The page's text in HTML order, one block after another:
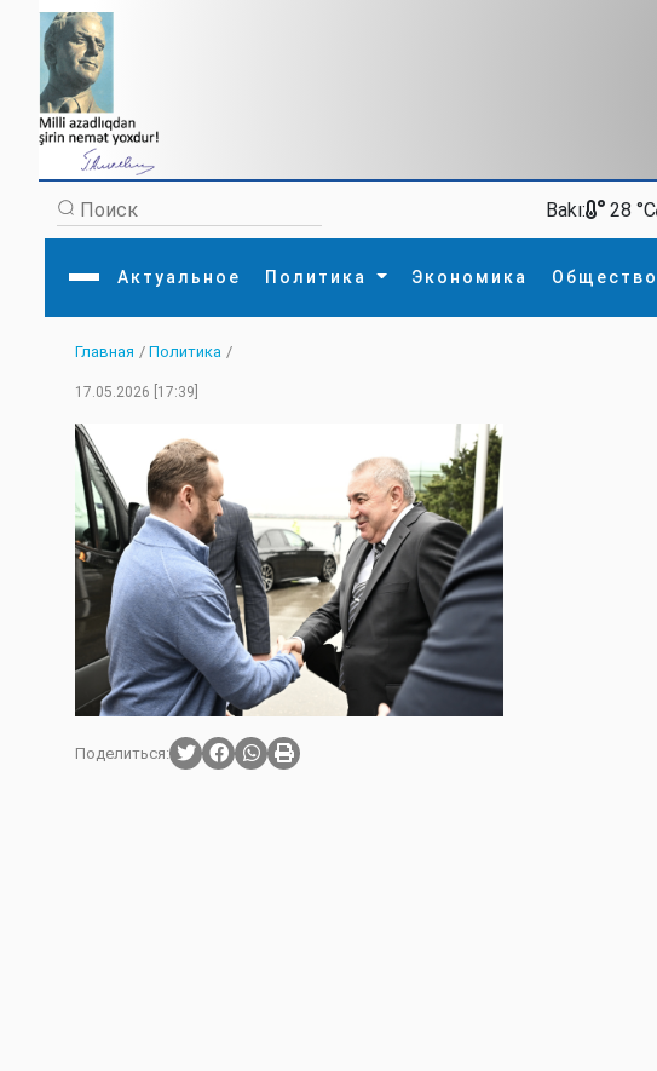
Bakı: 28 °C
Актуальное Политика Экономика Общество
Главная
Актуальное
Экономика
Аналитика
Культура
Интервью
Литература
МЕДИА
Внутренняя политикаНаука
Религия
Происшествие
Диаспора
Главная / Политика /
17.05.2026 [17:39]
Поделиться: